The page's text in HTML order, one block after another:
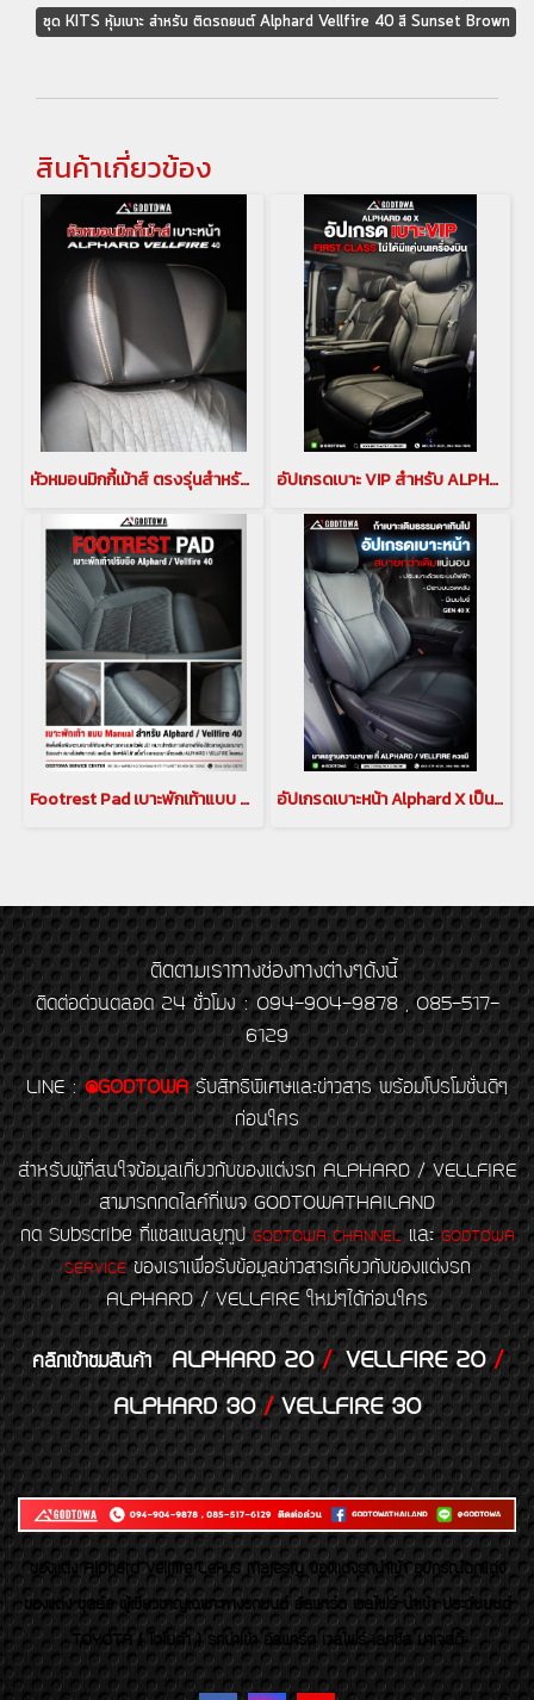
ชุด KITS หุ้มเบาะ สำหรับ ติดรถยนต์ Alphard Vellfire 40 สี Sunset Brown
สินค้าเกี่ยวข้อง
หัวหมอนมิกกี้เม้าส์ ตรงรุ่นสำหรับ อัลพาร์ด 40 เวลไฟร์ 40 (ALPHARD/VELLFIRE 40 ) มิคกี้เม้าส์ อัปเกรดเบาะ VIP สำหรับ ALPHARD VELLFIRE 40
Footrest Pad เบาะพักเท้าแบบ Manual สำหรับรถ TOYOTA ALPHARD X เบาะพักน่องแบบปรับมือ อัปเกรดเบาะหน้า Alphard X เป็นเบาะไฟฟ้า อัพเกรดเบาะหน้าเป็นเบาะไฟฟ้า Alphard X
ติดตามเราทางช่องทางต่างๆดังนี้
ติดต่อด่วนตลอด 24 ชั่วโมง : 094-904-9878 , 085-517-
6129
LINE : @GODTOWA รับสิทธิพิเศษและข่าวสาร พร้อมโปรโมชั่นดีๆ
ก่อนใคร
สำหรับผู้ที่สนใจข้อมูลเกี่ยวกับของแต่งรถ ALPHARD / VELLFIRE
สามารถกดไลค์ที่เพจ GODTOWATHAILAND
กด Subscribe ที่แชลแนลยูทูป GODTOWA CHANNELและGODTOWA
SERVICEของเราเพื่อรับข้อมูลข่าวสารเกี่ยวกับของแต่งรถ
ALPHARD / VELLFIRE ใหม่ๆได้ก่อนใคร
คลิกเข้าชมสินค้า ALPHARD 20/VELLFIRE 20/
ALPHARD 30/VELLFIRE 30
ของเเต่ง Alphard Vellfire Lexus Majesty ของเเต่งรถนำเข้า อุปกรณ์ตกแต่ง
ของแต่ง ชุดล้อ ผู้เชี่ยวชาญเฉพาะทางรถยนต์ อัลพาร์ด เวลไฟร์ นำเข้า ประดับยนต์
TOYOTA ( โตโยต้า ) รถนำเข้า อัลพาร์ด เวลไฟร์ เลกซัส มาเจสตี้